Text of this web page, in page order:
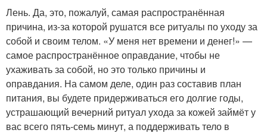
Лень. Да, это, пожалуй, самая распространённая
причина, из-за которой рушатся все ритуалы по уходу за
собой и своим телом. «У меня нет времени и денег!» —
самое распространённое оправдание, чтобы не
ухаживать за собой, но это только причины и
оправдания. На самом деле, один раз составив план
питания, вы будете придерживаться его долгие годы,
устрашающий вечерний ритуал ухода за кожей займёт у
вас всего пять-семь минут, а поддерживать тело в